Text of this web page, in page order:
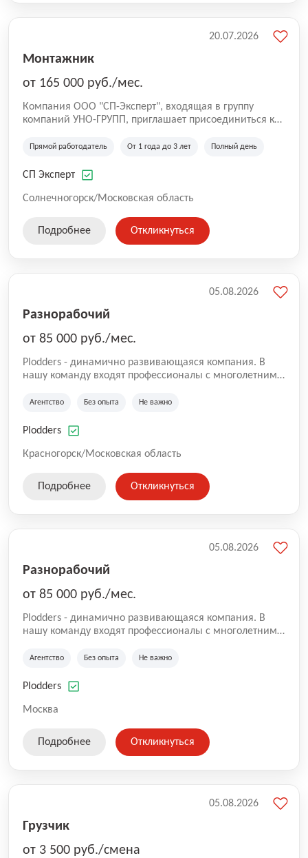
Монтажник
от 165 000 руб./мес.
Компания ООО "СП-Эксперт", входящая в группу
компаний УНО-ГРУПП, приглашает присоединиться к
работаем на рынке с 2005 года и оказываем комплекс
зданий из гибридных модульных блоков свободной
гибридно-модульного строительства.
Прямой работодатель От 1 года до 3 лет Полный день
СП Эксперт
Солнечногорск/Московская область
20.07.2026
Подробнее Откликнуться
Разнорабочий
от 85 000 руб./мес.
Plodders - динамично развивающаяся компания. В
нашу команду входят профессионалы с многолетним
на рынке аутсорсинга, а накопленный опыт позволяют
оказываемых услуг.
Агентство Без опыта Не важно
Plodders
Красногорск/Московская область
05.08.2026
Подробнее Откликнуться
Разнорабочий
от 85 000 руб./мес.
Plodders - динамично развивающаяся компания. В
нашу команду входят профессионалы с многолетним
на рынке аутсорсинга, а накопленный опыт позволяют
оказываемых услуг.
Агентство Без опыта Не важно
Plodders
Москва
05.08.2026
Подробнее Откликнуться
Грузчик
от 3 500 руб./смена
05.08.2026